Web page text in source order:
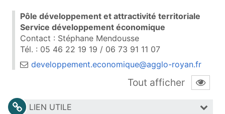
Pôle développement et attractivité territoriale
Service développement économique
Contact : Stéphane Mendousse
Tél. : 05 46 22 19 19 / 06 73 91 11 07
developpement.economique@agglo-royan.fr
Tout afficher
LIEN UTILE